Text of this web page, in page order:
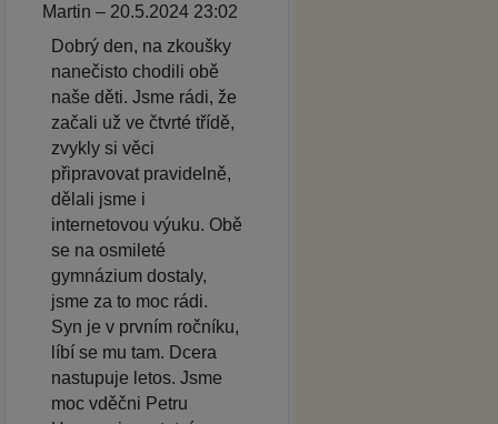
Martin – 20.5.2024 23:02
Dobrý den, na zkoušky
nanečisto chodili obě
naše děti. Jsme rádi, že
začali už ve čtvrté třídě,
zvykly si věci
připravovat pravidelně,
dělali jsme i
internetovou výuku. Obě
se na osmileté
gymnázium dostaly,
jsme za to moc rádi.
Syn je v prvním ročníku,
líbí se mu tam. Dcera
nastupuje letos. Jsme
moc vděčni Petru